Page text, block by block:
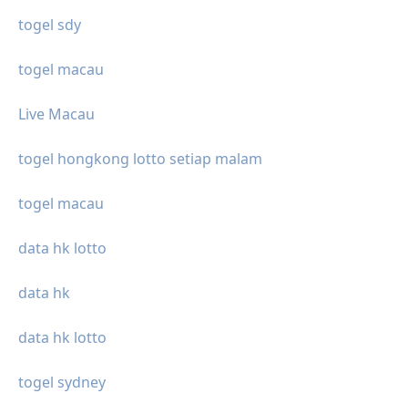
togel sdy
togel macau
Live Macau
togel hongkong lotto setiap malam
togel macau
data hk lotto
data hk
data hk lotto
togel sydney